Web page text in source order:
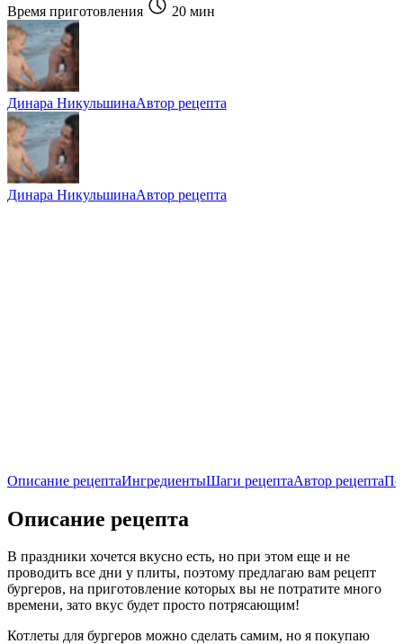
Время приготовления
20 мин
Динара НикульшинаАвтор рецепта
Динара НикульшинаАвтор рецепта
Описание рецептаИнгредиентыШаги рецептаАвтор рецепта
Описание рецепта
В праздники хочется вкусно есть, но при этом еще и не
проводить все дни у плиты, поэтому предлагаю вам рецепт
бургеров, на приготовление которых вы не потратите много
времени, зато вкус будет просто потрясающим!
Котлеты для бургеров можно сделать самим, но я покупаю